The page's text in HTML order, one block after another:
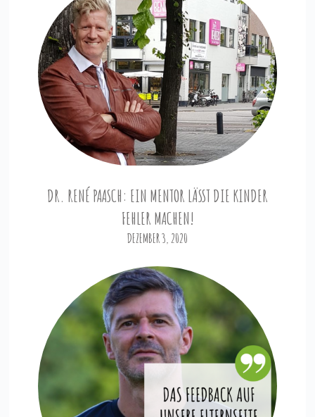
DR. RENÉ PAASCH: EIN MENTOR LÄSST DIE KINDER
FEHLER MACHEN!
DEZEMBER 3, 2020